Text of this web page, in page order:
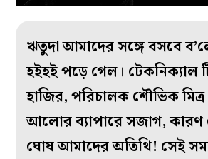
ঋতুদা আমাদের সঙ্গে বসবে
হইহই পড়ে গেল। টেকনিক‌্যাল
হাজির, পরিচালক শৌভিক
আলোর ব‌্যাপারে সজাগ, কারণ
ঘোষ আমাদের অতিথি! সেই